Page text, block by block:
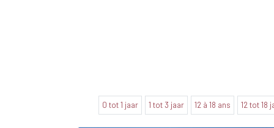
0 tot 1 jaar 1 tot 3 jaar 12 à 18 ans 12 tot 18